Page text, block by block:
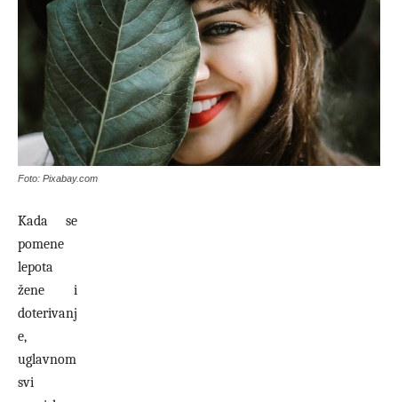
Foto: Pixabay.com
Kada se
pomene
lepota
žene i
doterivanj
e,
uglavnom
svi